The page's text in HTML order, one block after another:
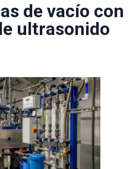
de vacío con
ultrasonido